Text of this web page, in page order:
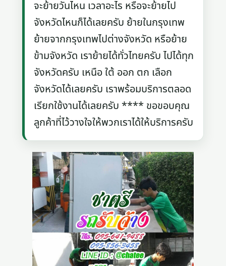
จะย้ายวันไหน เวลาอะไร หรือจะย้ายไป
จังหวัดไหนก็ได้เลยครับ ย้ายในกรุงเทพ
ย้ายจากกรุงเทพไปต่างจังหวัด หรือย้าย
ข้ามจังหวัด เราย้ายได้ทั่วไทยครับ ไปได้ทุก
จังหวัดครับ เหนือ ใต้ ออก ตก เลือก
จังหวัดได้เลยครับ เราพร้อมบริการตลอด
เรียกใช้งานได้เลยครับ **** ขอขอบคุณ
ลูกค้าที่ไว้วางใจให้พวกเราได้ให้บริการครับ